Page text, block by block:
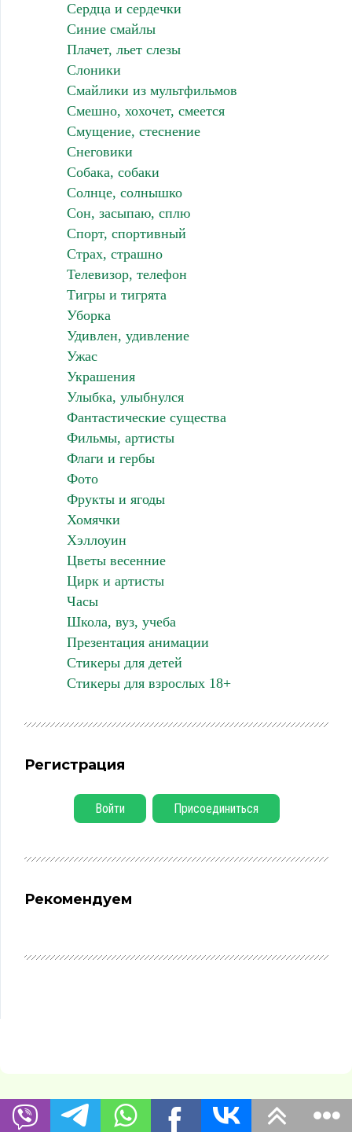
Сердца и сердечки
Синие смайлы
Плачет, льет слезы
Слоники
Смайлики из мультфильмов
Смешно, хохочет, смеется
Смущение, стеснение
Снеговики
Собака, собаки
Солнце, солнышко
Сон, засыпаю, сплю
Спорт, спортивный
Страх, страшно
Телевизор, телефон
Тигры и тигрята
Уборка
Удивлен, удивление
Ужас
Украшения
Улыбка, улыбнулся
Фантастические существа
Фильмы, артисты
Флаги и гербы
Фото
Фрукты и ягоды
Хомячки
Хэллоуин
Цветы весенние
Цирк и артисты
Часы
Школа, вуз, учеба
Презентация анимации
Стикеры для детей
Стикеры для взрослых 18+
Регистрация
Войти Присоединиться
Рекомендуем